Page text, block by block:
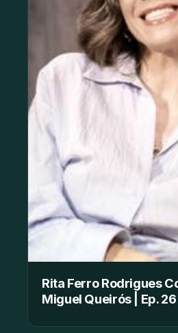
Rita Ferro Rodrigues
Miguel Queirós | Ep. 26